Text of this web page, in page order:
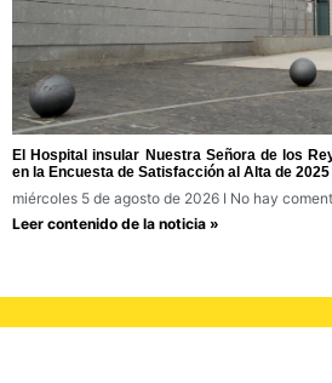
El Hospital insular Nuestra Señora de los
en la Encuesta de Satisfacción al Alta de 2025
miércoles 5 de agosto de 2026
No hay
Leer contenido de la noticia »